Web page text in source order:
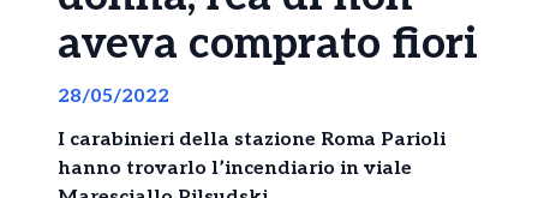
aveva comprato fiori
28/05/2022
I carabinieri della stazione Roma Parioli
hanno trovarlo l’incendiario in viale